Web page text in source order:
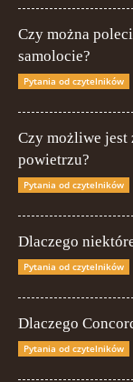
Czy można
samolocie?
Pytania od czytelników
Czy możliwe jest
powietrzu?
Pytania od czytelników
Dlaczego
Pytania od czytelników
Dlaczego
Pytania od czytelników